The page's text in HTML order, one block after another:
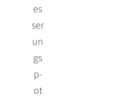
es
ser
un
gs
p-
ot